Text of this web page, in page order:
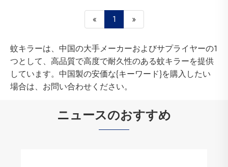
« 1 »
蚊キラーは、中国の大手メーカーおよびサプライヤーの1
つとして、高品質で高度で耐久性のある蚊キラーを提供
しています。中国製の安価な{キーワード}を購入したい
場合は、お問い合わせください。
ニュースのおすすめ